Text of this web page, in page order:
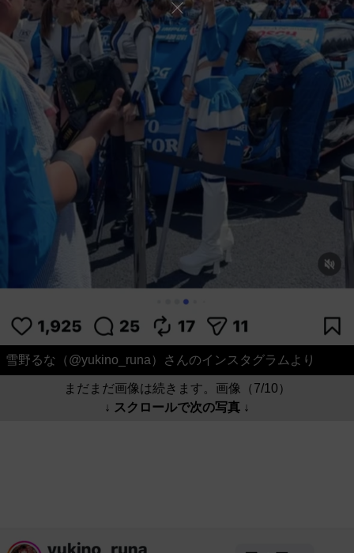
雪野るな（@yukino_runa）さんのインスタグラムより
まだまだ画像は続きます。画像（7/10）
↓ スクロールで次の写真 ↓